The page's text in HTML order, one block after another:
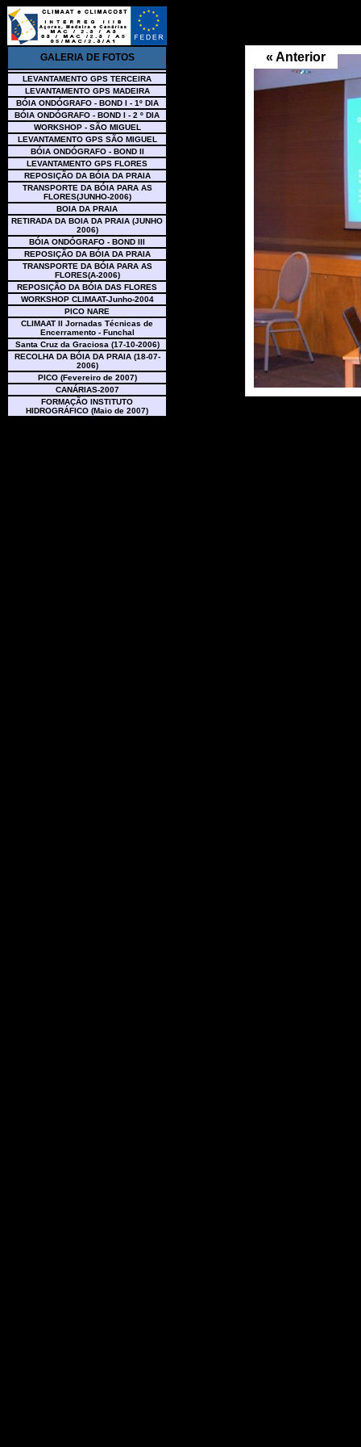
GALERIA DE FOTOS
LEVANTAMENTO GPS TERCEIRA
LEVANTAMENTO GPS MADEIRA
BÓIA ONDÓGRAFO - BOND I - 1º DIA
BÓIA ONDÓGRAFO - BOND I - 2 º DIA
WORKSHOP - SÃO MIGUEL
LEVANTAMENTO GPS SÃO MIGUEL
BÓIA ONDÓGRAFO - BOND II
LEVANTAMENTO GPS FLORES
REPOSIÇÃO DA BÓIA DA PRAIA
TRANSPORTE DA BÓIA PARA AS
FLORES(JUNHO-2006)
BOIA DA PRAIA
RETIRADA DA BOIA DA PRAIA (JUNHO
2006)
BÓIA ONDÓGRAFO - BOND III
REPOSIÇÃO DA BÓIA DA PRAIA
TRANSPORTE DA BÓIA PARA AS
FLORES(A-2006)
REPOSIÇÃO DA BÓIA DAS FLORES
WORKSHOP CLIMAAT-Junho-2004
PICO NARE
CLIMAAT II Jornadas Técnicas de
Encerramento - Funchal
Santa Cruz da Graciosa (17-10-2006)
RECOLHA DA BÓIA DA PRAIA (18-07-
2006)
PICO (Fevereiro de 2007)
CANÁRIAS-2007
FORMAÇÃO INSTITUTO
HIDROGRÁFICO (Maio de 2007)
« Anterior